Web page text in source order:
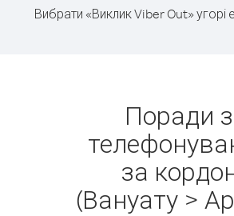
Вибрати «Виклик Viber Out»
Поради з
за
(Вануату >